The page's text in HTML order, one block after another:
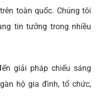
toàn quốc. Chúng tôi
tin tưởng trong nhiều
giải pháp chiếu sáng
hộ gia đình, tổ chức,